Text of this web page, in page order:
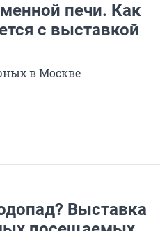
печи. Как
с выставкой
в Москве
Выставка